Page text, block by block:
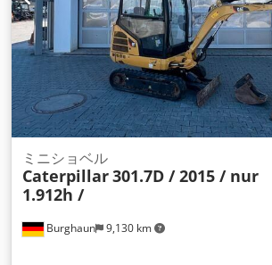
Burghaun 9,130 km
ミニショベル
Caterpillar301.7D / 2015 / nur
1.912h /